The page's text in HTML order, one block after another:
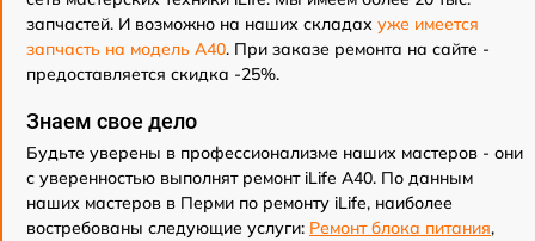
запчастей. И возможно на наших складах уже имеется
запчасть на модель A40. При заказе ремонта на сайте -
предоставляется скидка -25%.
Знаем свое дело
Будьте уверены в профессионализме наших мастеров - они
с уверенностью выполнят ремонт iLife A40. По данным
наших мастеров в Перми по ремонту iLife, наиболее
востребованы следующие услуги: Ремонт блока питания,